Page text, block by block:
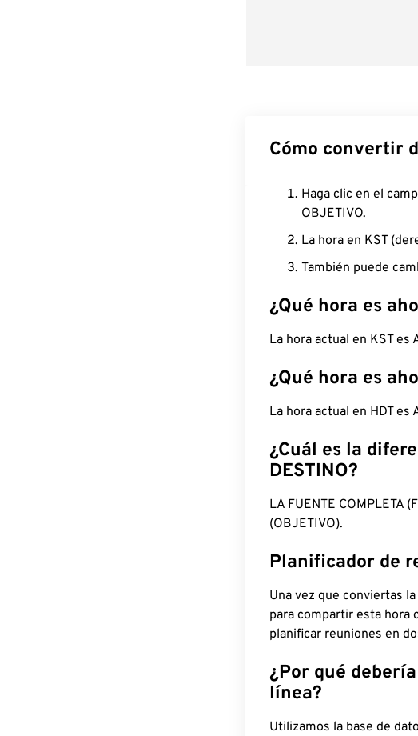
Cómo convertir
Haga clic en el
OBJETIVO.
La hora en KST
También puede
¿Qué hora es
La hora actual en KST
¿Qué hora es
La hora actual en HDT
¿Cuál es la
DESTINO?
LA FUENTE COMPLETA
(OBJETIVO).
Planificador de
Una vez que conviertas
para compartir esta hora
planificar reuniones en
¿Por qué
línea?
Utilizamos la base de